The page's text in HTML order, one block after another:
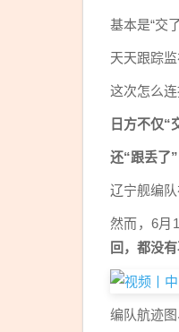
基本是“交
天天跟踪
这次怎么连
日方不仅“
还“跟丢了”
辽宁舰编
然而，6月
回，都没
编队航迹